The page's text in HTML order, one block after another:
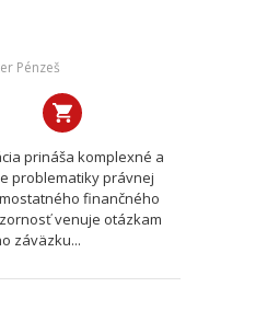
Pénzeš
prináša komplexné a
problematiky právnej
finančného
venuje otázkam
záväzku...